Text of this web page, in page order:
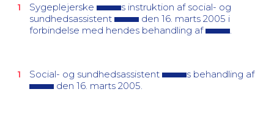
Sygeplejerske
s instruktion af social- og
sundhedsassistent
den 16. marts 2005 i
forbindelse med hendes behandling af
Social- og sundhedsassistent
s behandling af
den 16. marts 2005.